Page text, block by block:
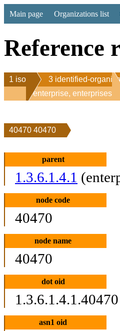
Main page Organizations list
Reference
1 iso
3 identified-
1 enterprise, enterprises
40470 40470
parent
1.3.6.1.4.1
node code
40470
node name
40470
dot oid
1.3.6.1.4.1.40470
asn1 oid